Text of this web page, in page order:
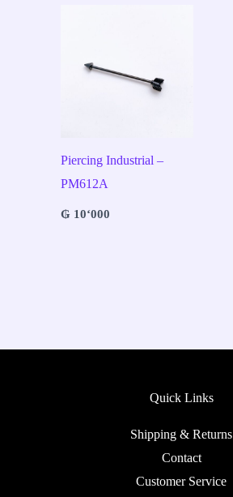
Piercing Industrial –
PM612A
₲10‘000
Quick Links
Shipping & Returns
Contact
Customer Service